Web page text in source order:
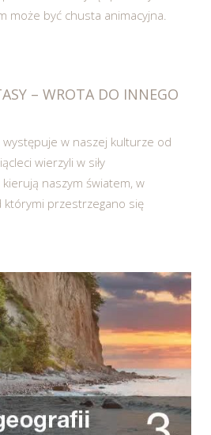
może być chusta animacyjna.
– WROTA DO INNEGO
w naszej kulturze od
wierzyli w siły
naszym światem, w
przestrzegano się